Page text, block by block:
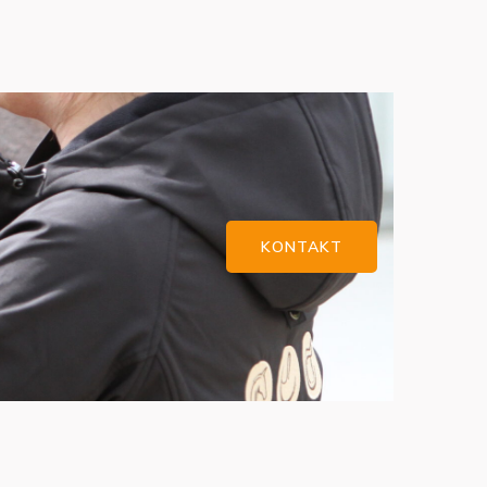
KONTAKT